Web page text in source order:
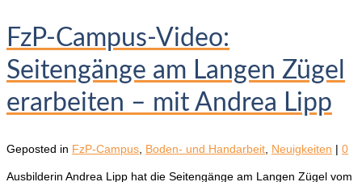
FzP-Campus-Video:
Seitengänge am Langen Zügel
erarbeiten – mit Andrea Lipp
Geposted in FzP-Campus Boden- und Handarbeit Neuigkeiten | 0
Ausbilderin Andrea Lipp hat die Seitengänge am Langen Zügel vom